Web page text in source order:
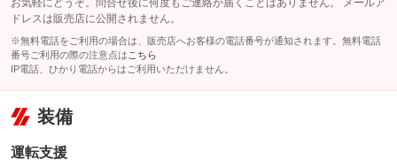
お気軽にどうぞ。問合せ後に何度もご連絡が届くことはありません。 メールア
ドレスは販売店に公開されません。
※無料電話をご利用の場合は、販売店へお客様の電話番号が通知されます。無料電話
番号ご利用の際の注意点は こちら
IP電話、ひかり電話からはご利用いただけません。
装備
運転支援